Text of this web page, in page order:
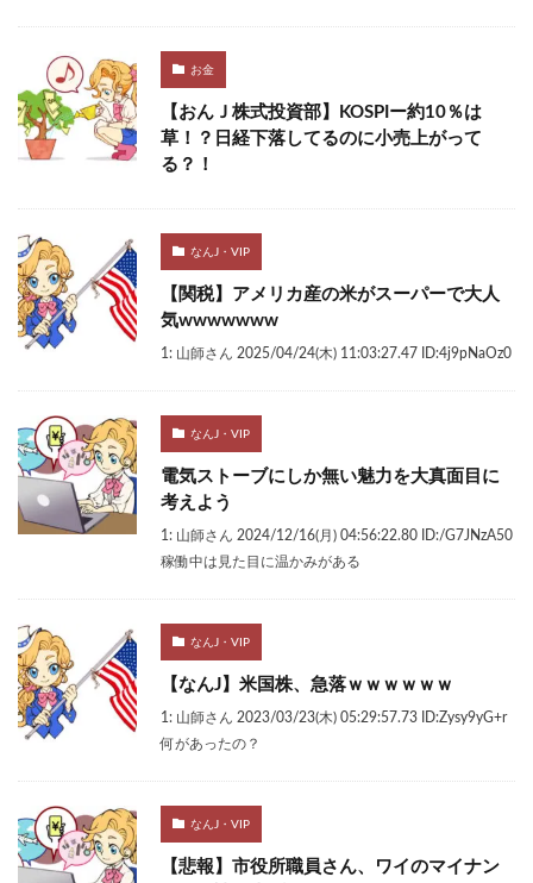
お金
【おんＪ株式投資部】KOSPIー約10％は
草！？日経下落してるのに小売上がって
る？！
なんJ・VIP
【関税】アメリカ産の米がスーパーで大人
気wwwwwww
1: 山師さん 2025/04/24(木) 11:03:27.47 ID:4j9pNaOz0
なんJ・VIP
電気ストーブにしか無い魅力を大真面目に
考えよう
1: 山師さん 2024/12/16(月) 04:56:22.80 ID:/G7JNzA50
稼働中は見た目に温かみがある
なんJ・VIP
【なんJ】米国株、急落ｗｗｗｗｗｗ
1: 山師さん 2023/03/23(木) 05:29:57.73 ID:Zysy9yG+r
何があったの？
なんJ・VIP
【悲報】市役所職員さん、ワイのマイナン